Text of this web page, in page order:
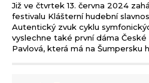
Již ve čtvrtek 13. června 2024
festivalu Klášterní hudební
Autentický zvuk cyklu
vyslechne také první dáma České
Pavlová, která má na Šumpersku